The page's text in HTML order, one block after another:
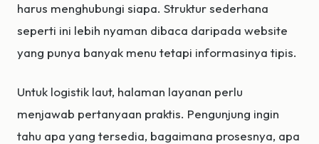
harus menghubungi siapa. Struktur sederhana
seperti ini lebih nyaman dibaca daripada website
yang punya banyak menu tetapi informasinya tipis.
Untuk logistik laut, halaman layanan perlu
menjawab pertanyaan praktis. Pengunjung ingin
tahu apa yang tersedia, bagaimana prosesnya, apa